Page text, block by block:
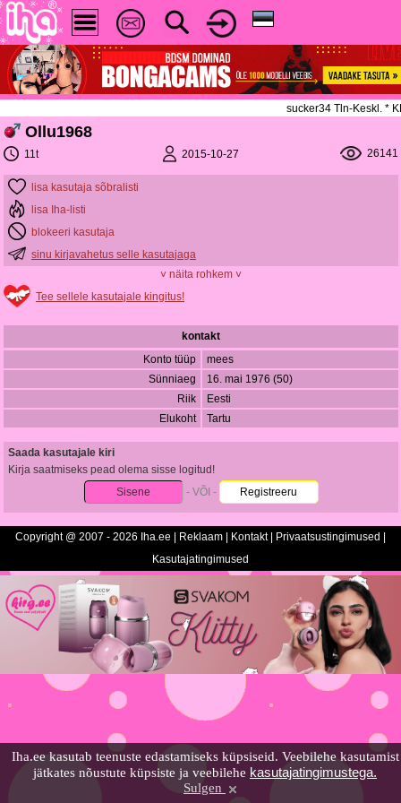
Iha.ee kasutab teenuste edastamiseks küpsiseid. Veebilehe kasutamist
jätkates nõustute küpsiste ja veebilehe kasutajatingimustega.
Sulgen
sucker34 Tln-Keskl. *
Ollu1968
11t 2015-10-27 26141
lisa kasutaja sõbralisti
lisa Iha-listi
blokeeri kasutaja
sinu kirjavahetus selle kasutajaga
˅ näita rohkem ˅
Tee sellele kasutajale kingitus!
kontakt
Konto tüüp
mees
Sünniaeg
16. mai 1976 (50)
Riik
Eesti
Elukoht
Tartu
Saada kasutajale kiri
Kirja saatmiseks pead olema sisse logitud!
Sisene
- VÕI - Registreeru
Copyright @ 2007 - 2026 Iha.ee | Reklaam Kontakt| Privaatsustingimused
Kasutajatingimused